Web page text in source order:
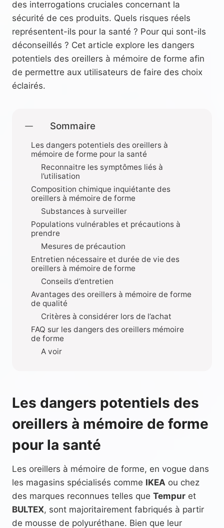
des interrogations cruciales concernant la
sécurité de ces produits. Quels risques réels
représentent-ils pour la santé ? Pour qui sont-ils
déconseillés ? Cet article explore les dangers
potentiels des oreillers à mémoire de forme afin
de permettre aux utilisateurs de faire des choix
éclairés.
Sommaire
Les dangers potentiels des oreillers à
mémoire de forme pour la santé
Reconnaitre les symptômes liés à
l’utilisation
Composition chimique inquiétante des
oreillers à mémoire de forme
Substances à surveiller
Populations vulnérables et précautions à
prendre
Mesures de précaution
Entretien nécessaire et durée de vie des
oreillers à mémoire de forme
Conseils d’entretien
Avantages des oreillers à mémoire de forme
de qualité
Critères à considérer lors de l’achat
FAQ sur les dangers des oreillers mémoire
de forme
A voir
Les dangers potentiels des
oreillers à mémoire de forme
pour la santé
Les oreillers à mémoire de forme, en vogue dans
les magasins spécialisés comme IKEA ou chez
des marques reconnues telles que Tempur et
BULTEX, sont majoritairement fabriqués à partir
de mousse de polyuréthane. Bien que leur